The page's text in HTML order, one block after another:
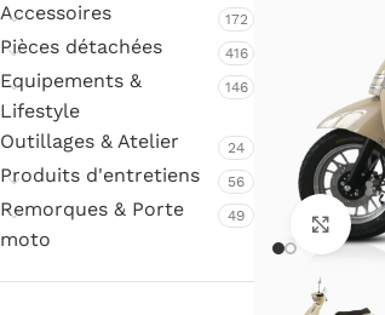
Accessoires 172
Pièces détachées 416
Equipements &
Lifestyle
146
Outillages & Atelier 24
Produits d'entretiens 56
Remorques & Porte
moto
49